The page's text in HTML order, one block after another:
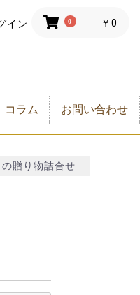
イン 0 ￥0
コラム お問い合わせ
贈り物詰合せ